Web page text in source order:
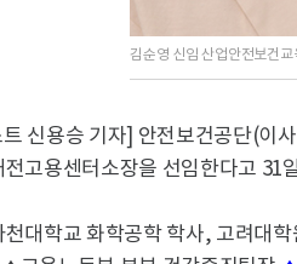
김순영 신임 산업안전보건
트 신용승 기자] 안전보건공단(이
전고용센터소장을 선임한다고 31
천대학교 화학공학 학사, 고려대